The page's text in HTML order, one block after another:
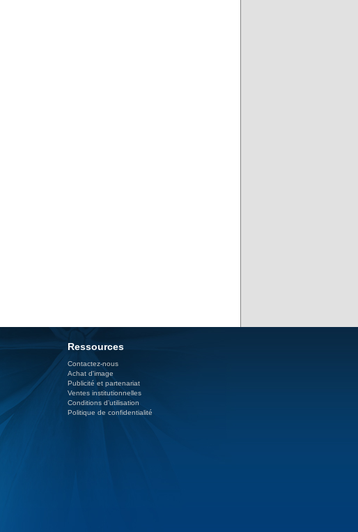
Ressources
Contactez-nous
Achat d'image
Publicité et partenariat
Ventes institutionnelles
Conditions d’utilisation
Politique de confidentialité